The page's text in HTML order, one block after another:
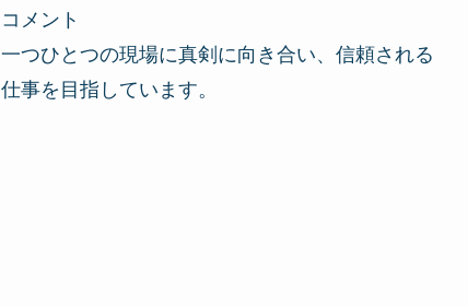
コメント
一つひとつの現場に真剣に向き合い、信頼される
仕事を目指しています。